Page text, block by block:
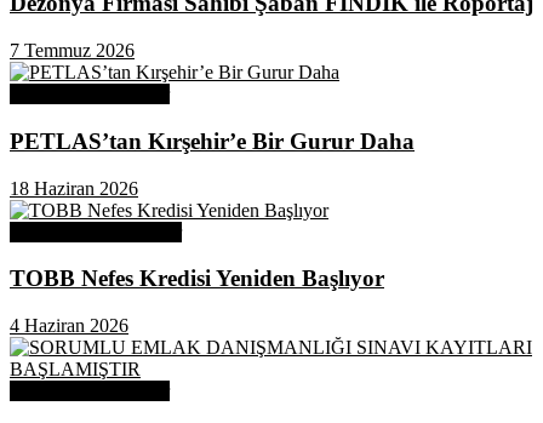
7 Temmuz 2026
PETLAS’tan Kırşehir’e Bir Gurur Daha
18 Haziran 2026
TOBB Nefes Kredisi Yeniden Başlıyor
4 Haziran 2026